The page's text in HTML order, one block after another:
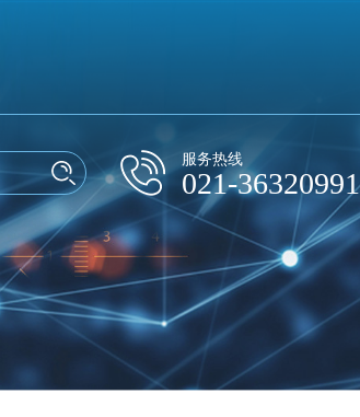
服务热线
021-36320991